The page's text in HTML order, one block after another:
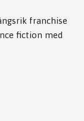
franchise
fiction med